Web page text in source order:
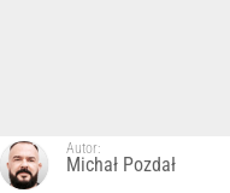
Autor:
Michał Pozdał